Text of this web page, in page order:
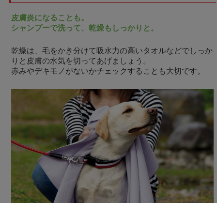
皮膚炎になることも。
シャンプーで洗って、乾燥もしっかりと。
乾燥は、毛をかき分けて吸水力の高いタオルなどでしっか
りと皮膚の水気を切ってあげましょう。
赤みやデキモノがないかチェックすることも大切です。